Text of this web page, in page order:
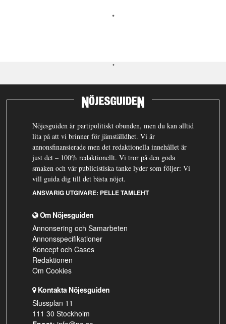
Nöjesguiden är partipolitiskt obunden, men du kan alltid
lita på att vi brinner för jämställdhet. Vi är
annonsfinansierade men det redaktionella innehållet är
just det – 100% redaktionellt. Vi tror på den goda
smaken och vår publicistiska tanke lyder som följer: Vi
vill guida dig till det bästa nöjet.
ANSVARIG UTGIVARE: PELLE TAMLEHT
Om Nöjesguiden
Annonsering och Samarbeten
Annonsspecifikationer
Koncept och Cases
Redaktionen
Om Cookies
Kontakta Nöjesguiden
Slussplan 11
111 30 Stockholm